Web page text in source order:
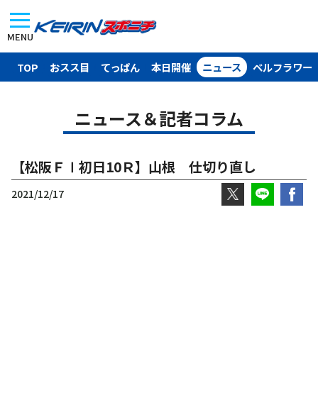
MENU
TOP おスス目 てっぱん 本日開催 ニュース ベルフラワー
ニュース＆記者コラム
【松阪ＦⅠ初日10Ｒ】山根 仕切り直し
2021/12/17